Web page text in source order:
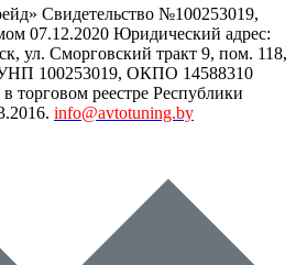
Свидетельство №100253019,
07.12.2020 Юридический адрес:
, ул. Сморговский тракт 9, пом. 118,
100253019, ОКПО 14588310
торговом реестре Республики
info@avtotuning.by